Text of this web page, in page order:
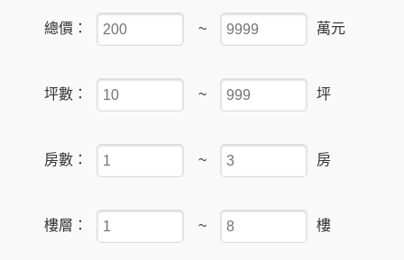
總價： ~ 萬元
坪數： ~ 坪
房數： ~ 房
樓層： ~ 樓